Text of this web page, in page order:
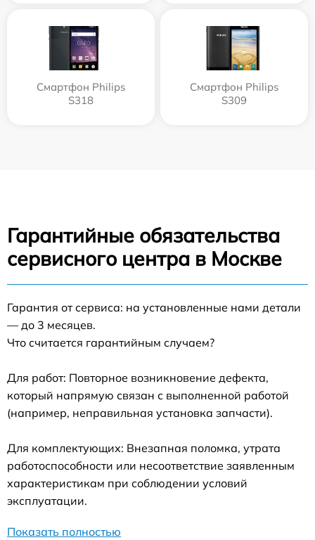
Смартфон Philips
S318
Смартфон Philips
S309
Гарантийные обязательства
сервисного центра в Москве
Гарантия от сервиса: на установленные нами детали
— до 3 месяцев.
Что считается гарантийным случаем?
Для работ: Повторное возникновение дефекта,
который напрямую связан с выполненной работой
(например, неправильная установка запчасти).
Для комплектующих: Внезапная поломка, утрата
работоспособности или несоответствие заявленным
характеристикам при соблюдении условий
эксплуатации.
Показать полностью